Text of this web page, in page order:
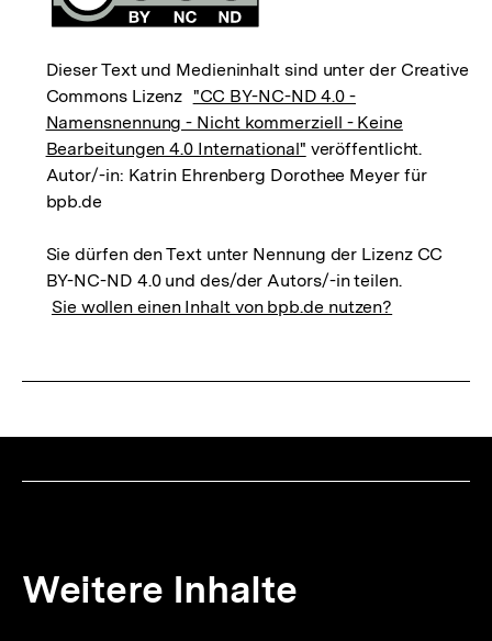
Dieser Text und Medieninhalt sind unter der Creative
Commons Lizenz "CC BY-NC-ND 4.0 -
Namensnennung - Nicht kommerziell - Keine
Bearbeitungen 4.0 International" veröffentlicht.
Autor/-in: Katrin Ehrenberg Dorothee Meyer für
bpb.de
Sie dürfen den Text unter Nennung der Lizenz CC
BY-NC-ND 4.0 und des/der Autors/-in teilen.
Sie wollen einen Inhalt von bpb.de nutzen?
Weitere Inhalte